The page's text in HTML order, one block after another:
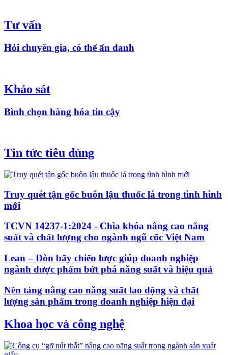
Tư vấn
Hỏi chuyên gia, có thể ẩn danh
Khảo sát
Bình chọn hàng hóa tin cậy
Tin tức tiêu dùng
Truy quét tận gốc buôn lậu thuốc lá trong tình hình
mới
TCVN 14237-1:2024 - Chìa khóa nâng cao năng
suất và chất lượng cho ngành ngũ cốc Việt Nam
Lean – Đòn bẩy chiến lược giúp doanh nghiệp
ngành dược phẩm bứt phá năng suất và hiệu quả
Nền tảng nâng cao năng suất lao động và chất
lượng sản phẩm trong doanh nghiệp hiện đại
Khoa học và công nghệ